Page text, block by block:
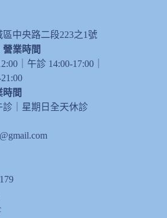
中央路二段223之1號
業時間
｜午診 14:00-17:00｜
時間
診｜星期日全天休診